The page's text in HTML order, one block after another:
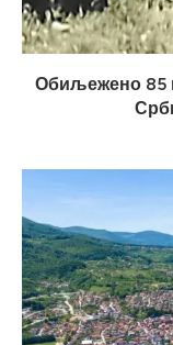
Обиљежено 85